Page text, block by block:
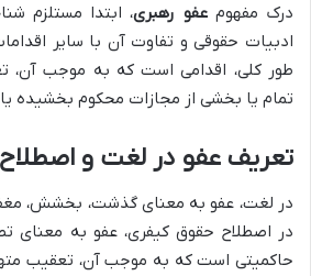
درک مفهومعفو رهبری، ابتدا مستلزم
ادبیات حقوقی و تفاوت آن با سایر
طور کلی، اقدامی است که به موجب آن،
تمام یا بخشی از مجازات محکوم بخشیده
تعریف عفو در لغت و
در لغت، عفو به معنای گذشت، بخشش،
در اصطلاح حقوق کیفری، عفو به معنای
حاکمیتی است که به موجب آن، تعقیب